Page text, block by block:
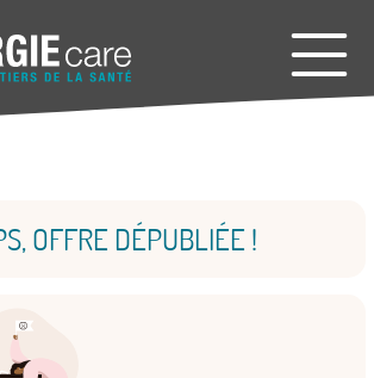
OFFRE DÉPUBLIÉE !